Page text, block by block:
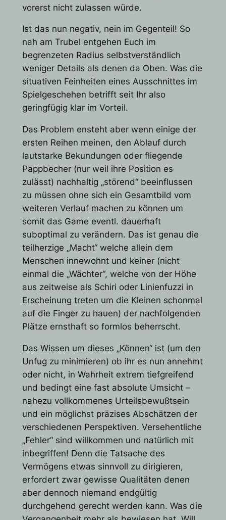
vorerst nicht zulassen würde.
Ist das nun negativ, nein im Gegenteil! So
nah am Trubel entgehen Euch im
begrenzeten Radius selbstverständlich
weniger Details als denen da Oben. Was die
situativen Feinheiten eines Ausschnittes im
Spielgeschehen betrifft seit Ihr also
geringfügig klar im Vorteil.
Das Problem ensteht aber wenn einige der
ersten Reihen meinen, den Ablauf durch
lautstarke Bekundungen oder fliegende
Pappbecher (nur weil ihre Position es
zulässt) nachhaltig „störend“ beeinflussen
zu müssen ohne sich ein Gesamtbild vom
weiteren Verlauf machen zu können um
somit das Game eventl. dauerhaft
suboptimal zu verändern. Das ist genau die
teilherzige „Macht“ welche allein dem
Menschen innewohnt und keiner (nicht
einmal die „Wächter“, welche von der Höhe
aus zeitweise als Schiri oder Linienfuzzi in
Erscheinung treten um die Kleinen schonmal
auf die Finger zu hauen) der nachfolgenden
Plätze ernsthaft so formlos beherrscht.
Das Wissen um dieses „Können“ ist (um den
Unfug zu minimieren) ob ihr es nun annehmt
oder nicht, in Wahrheit extrem tiefgreifend
und bedingt eine fast absolute Umsicht –
nahezu vollkommenes Urteilsbewußtsein
und ein möglichst präzises Abschätzen der
verschiedenen Perspektiven. Versehentliche
„Fehler“ sind willkommen und natürlich mit
inbegriffen! Denn die Tatsache des
Vermögens etwas sinnvoll zu dirigieren,
erfordert zwar gewisse Qualitäten denen
aber dennoch niemand endgültig
durchgehend gerecht werden kann. Was die